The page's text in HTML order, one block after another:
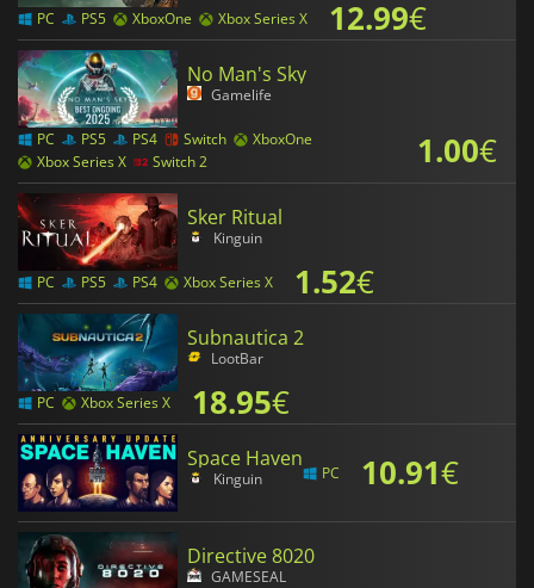
PC PS5 XboxOne Xbox Series X 12.99€
No Man's Sky
Gamelife
PC PS5 PS4 Switch
XboxOne
Xbox Series X
Switch 2 1.00€
Sker Ritual
Kinguin
PC PS5 PS4 Xbox Series X 1.52€
Subnautica 2
LootBar
PC Xbox Series X 18.95€
Space Haven
Kinguin PC 10.91€
Directive 8020
GAMESEAL